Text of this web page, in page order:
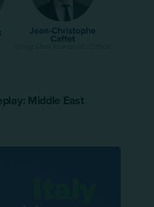
Middle East